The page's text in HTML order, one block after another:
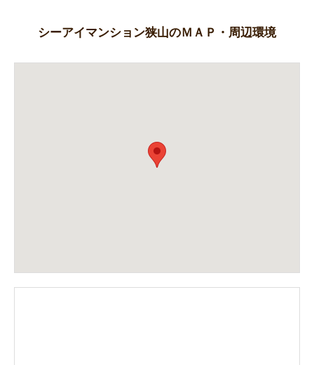
シーアイマンション狭山のＭＡＰ・周辺環境